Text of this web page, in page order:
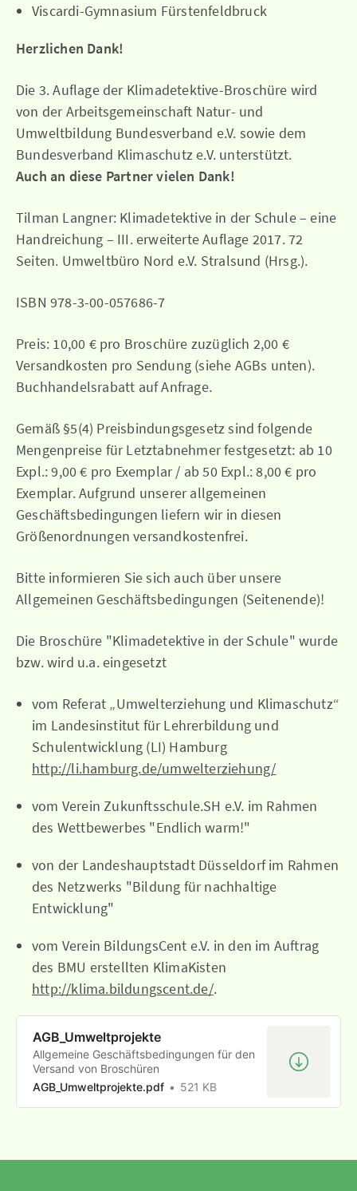
Viscardi-Gymnasium Fürstenfeldbruck
Herzlichen Dank!
Die 3. Auflage der Klimadetektive-Broschüre wird
von der Arbeitsgemeinschaft Natur- und
Umweltbildung Bundesverband e.V. sowie dem
Bundesverband Klimaschutz e.V. unterstützt.
Auch an diese Partner vielen Dank!
Tilman Langner: Klimadetektive in der Schule – eine
Handreichung – III. erweiterte Auflage 2017. 72
Seiten. Umweltbüro Nord e.V. Stralsund (Hrsg.).
ISBN 978-3-00-057686-7
Preis: 10,00 € pro Broschüre zuzüglich 2,00 €
Versandkosten pro Sendung (siehe AGBs unten).
Buchhandelsrabatt auf Anfrage.
Gemäß §5(4) Preisbindungsgesetz sind folgende
Mengenpreise für Letztabnehmer festgesetzt: ab 10
Expl.: 9,00 € pro Exemplar / ab 50 Expl.: 8,00 € pro
Exemplar. Aufgrund unserer allgemeinen
Geschäftsbedingungen liefern wir in diesen
Größenordnungen versandkostenfrei.
Bitte informieren Sie sich auch über unsere
Allgemeinen Geschäftsbedingungen (Seitenende)!
Die Broschüre "Klimadetektive in der Schule" wurde
bzw. wird u.a. eingesetzt
vom Referat „Umwelterziehung und Klimaschutz“
im Landesinstitut für Lehrerbildung und
Schulentwicklung (LI) Hamburg
http://li.hamburg.de/umwelterziehung/
vom Verein Zukunftsschule.SH e.V. im Rahmen
des Wettbewerbes "Endlich warm!"
von der Landeshauptstadt Düsseldorf im Rahmen
des Netzwerks "Bildung für nachhaltige
Entwicklung"
vom Verein BildungsCent e.V. in den im Auftrag
des BMU erstellten KlimaKisten
http://klima.bildungscent.de/.
AGB_Umweltprojekte
Allgemeine Geschäftsbedingungen für den
Versand von Broschüren
AGB_Umweltprojekte.pdf
521 KB